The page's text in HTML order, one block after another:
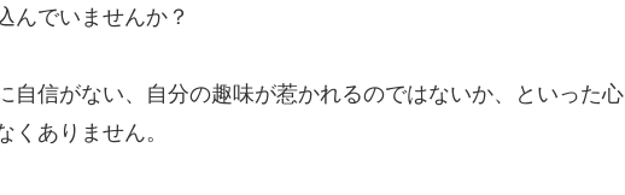
んでいませんか？
自信がない、自分の趣味が惹かれるのではないか、といった心
くありません。